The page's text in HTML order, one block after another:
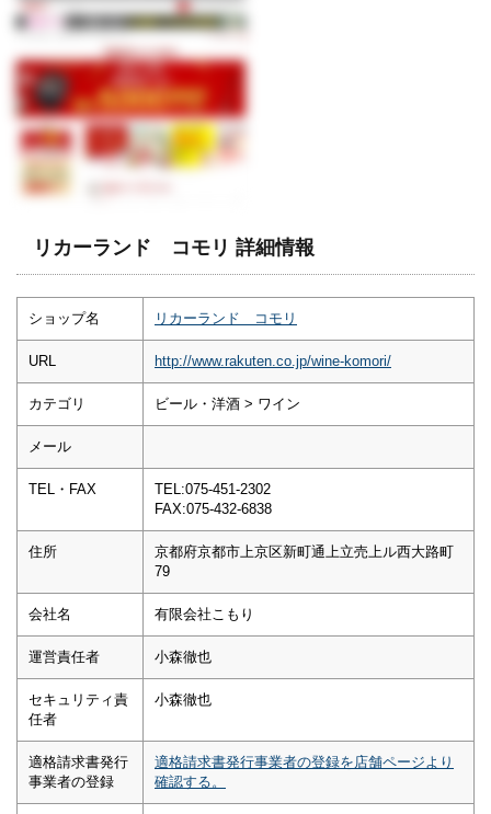
リカーランド コモリ 詳細情報
ショップ名 リカーランド コモリ
URL http://www.rakuten.co.jp/wine-komori/
カテゴリ ビール・洋酒 > ワイン
メール
TEL・FAX
TEL:075-451-2302
FAX:075-432-6838
住所
京都府京都市上京区新町通上立売上ル西大路町
79
会社名 有限会社こもり
運営責任者 小森徹也
セキュリティ責
任者
小森徹也
適格請求書発行
事業者の登録
適格請求書発行事業者の登録を店舗ページより
確認する。